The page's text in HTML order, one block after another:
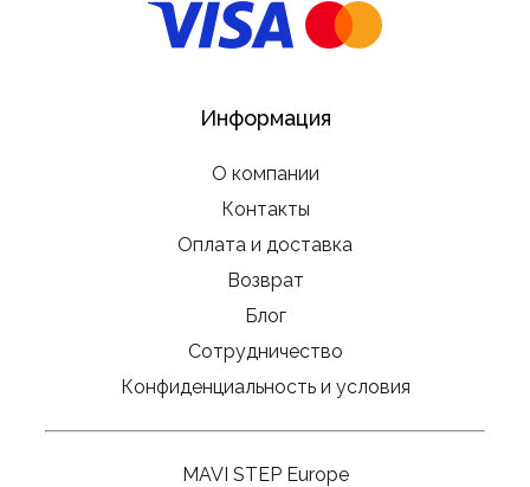
Информация
О компании
Контакты
Оплата и доставка
Возврат
Блог
Сотрудничество
Конфиденциальность и условия
MAVI STEP Europe